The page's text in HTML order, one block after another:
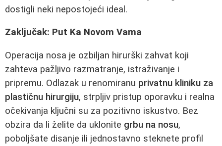
dostigli neki nepostojeći ideal.
Zaključak: Put Ka Novom Vama
Operacija nosa je ozbiljan hirurški zahvat koji
zahteva pažljivo razmatranje, istraživanje i
pripremu. Odlazak u renomiranu privatnu kliniku za
plastičnu hirurgiju, strpljiv pristup oporavku i realna
očekivanja ključni su za pozitivno iskustvo. Bez
obzira da li želite da uklonite grbu na nosu,
poboljšate disanje ili jednostavno steknete profil